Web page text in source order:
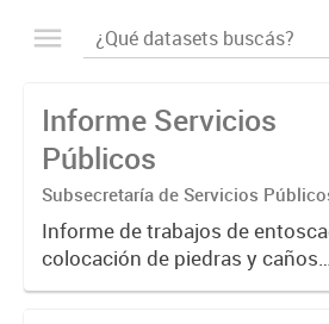
Informe Servicios
Públicos
Subsecretaría de Servicios
Informe de trabajos de
colocación de piedras y caños
(zanjeo - cruce de calles)